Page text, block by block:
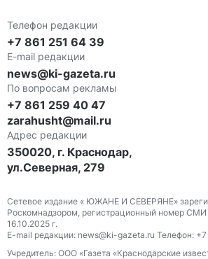
Телефон редакции
+7 861 251 64 39
E-mail редакции
news@ki-gazeta.ru
По вопросам рекламы
+7 861 259 40 47
zarahusht@mail.ru
Адрес редакции
350020, г. Краснодар,
ул.Северная, 279
Сетевое издание « ЮЖАНЕ И СЕВЕРЯНЕ»
Роскомнадзором, регистрационный номер
16.10.2025 г.
E-mail редакции: news@ki-gazeta.ru Телефон:
Учредитель: ООО «Газета «Краснодарские